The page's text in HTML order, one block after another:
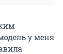
у меня